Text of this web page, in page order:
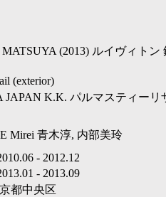
(2013) ルイヴィトン
(exterior)
JAPAN K.K. パルマスティーリ
Mirei 青木淳, 内部美玲
- 2012.12
- 2013.09
都中央区